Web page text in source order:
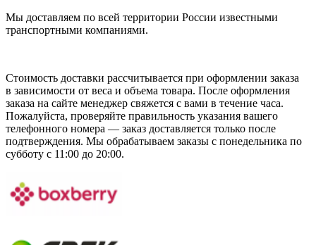
Мы доставляем по всей территории России известными
транспортными компаниями.
Стоимость доставки рассчитывается при оформлении заказа
в зависимости от веса и объема товара. После оформления
заказа на сайте менеджер свяжется с вами в течение часа.
Пожалуйста, проверяйте правильность указания вашего
телефонного номера — заказ доставляется только после
подтверждения. Мы обрабатываем заказы с понедельника по
субботу с 11:00 до 20:00.